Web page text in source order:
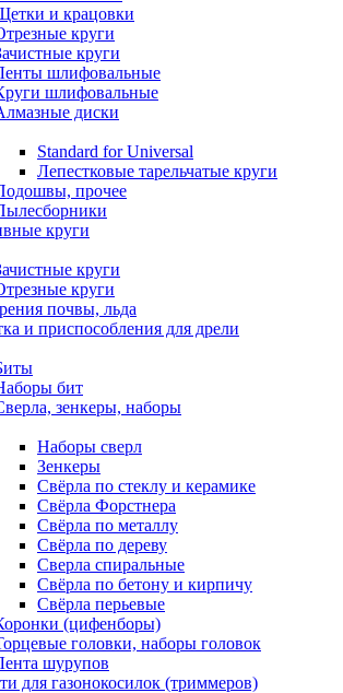
и крацовки
круги
круги
шлифовальные
шлифовальные
диски
Standard for Universal
Лепестковые тарельчатые круги
прочее
круги
круги
круги
почвы, льда
и приспособления для дрели
бит
зенкеры, наборы
Наборы сверл
Зенкеры
Свёрла по стеклу и керамике
Свёрла Форстнера
Свёрла по металлу
Свёрла по дереву
Сверла спиральные
Свёрла по бетону и кирпичу
Свёрла перьевые
(цифенборы)
головки, наборы головок
шурупов
для газонокосилок (триммеров)